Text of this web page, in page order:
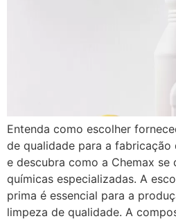
Entenda como escolher
de qualidade para a
e descubra como a Chemax se
químicas especializadas. A
prima é essencial para a
limpeza de qualidade. A